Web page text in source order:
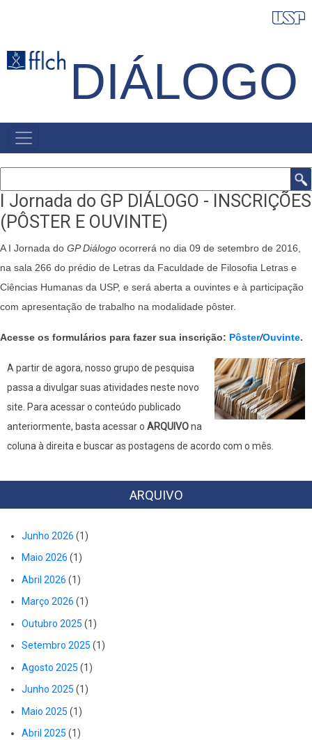
conteúdo
DIÁLOGO
NAVEGAÇÃO
PRINCIPAL
I Jornada do GP DIÁLOGO - INSCRIÇÕES
(PÔSTER E OUVINTE)
A I Jornada do GP Diálogo ocorrerá no dia 09 de setembro de 2016,
na sala 266 do prédio de Letras da Faculdade de Filosofia Letras e
Ciências Humanas da USP, e será aberta a ouvintes e à participação
com apresentação de trabalho na modalidade pôster.
Acesse os formulários para fazer sua inscrição: Pôster/Ouvinte.
A partir de agora, nosso grupo de pesquisa
passa a divulgar suas atividades neste novo
site. Para acessar o conteúdo publicado
anteriormente, basta acessar o ARQUIVOna
coluna à direita e buscar as postagens de acordo com o mês.
ARQUIVO
Junho 2026 (1)
Maio 2026 (1)
Abril 2026 (1)
Março 2026 (1)
Outubro 2025 (1)
Setembro 2025 (1)
Agosto 2025 (1)
Junho 2025 (1)
Maio 2025 (1)
Abril 2025 (1)